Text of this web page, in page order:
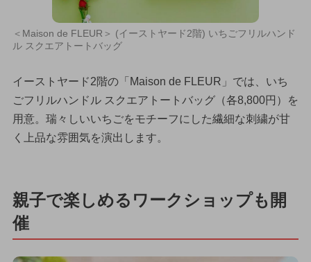
＜Maison de FLEUR＞ (イーストヤード2階) いちごフリルハンド
ル スクエアトートバッグ
イーストヤード2階の「Maison de FLEUR」では、いち
ごフリルハンドル スクエアトートバッグ（各8,800円）を
用意。瑞々しいいちごをモチーフにした繊細な刺繍が甘
く上品な雰囲気を演出します。
親子で楽しめるワークショップも開
催